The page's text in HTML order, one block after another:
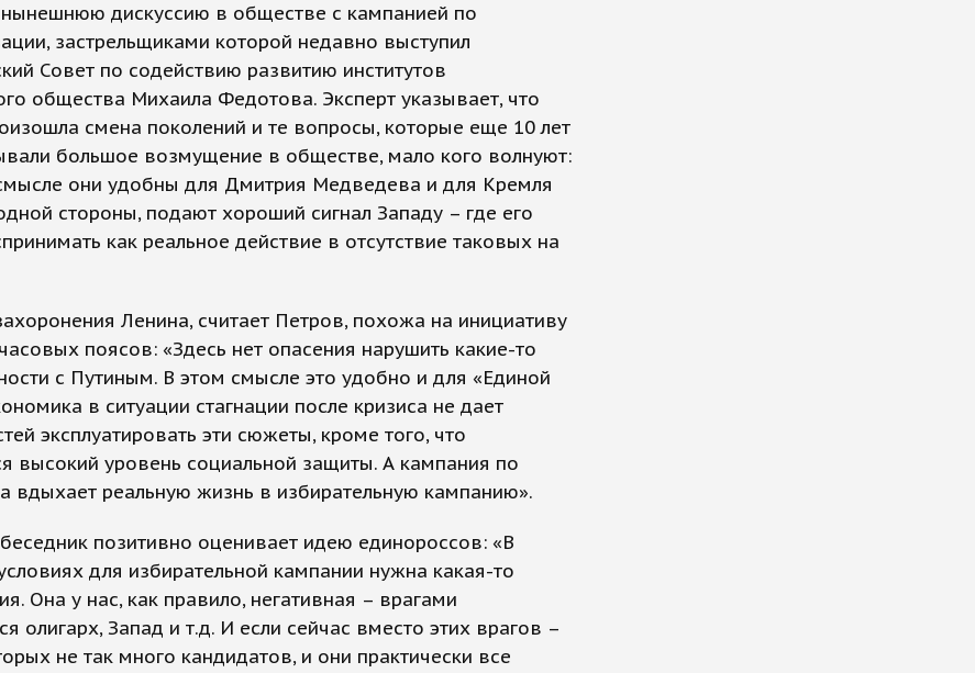
дискуссию в обществе с кампанией по
застрельщиками которой недавно выступил
Совет по содействию развитию институтов
общества Михаила Федотова. Эксперт указывает, что
смена поколений и те вопросы, которые еще 10 лет
большое возмущение в обществе, мало кого волнуют:
они удобны для Дмитрия Медведева и для Кремля
стороны, подают хороший сигнал Западу – где его
как реальное действие в отсутствие таковых на
Ленина, считает Петров, похожа на инициативу
поясов: «Здесь нет опасения нарушить какие-то
с Путиным. В этом смысле это удобно и для «Единой
в ситуации стагнации после кризиса не дает
эксплуатировать эти сюжеты, кроме того, что
высокий уровень социальной защиты. А кампания по
вдыхает реальную жизнь в избирательную кампанию».
позитивно оценивает идею единороссов: «В
для избирательной кампании нужна какая-то
Она у нас, как правило, негативная – врагами
олигарх, Запад и т.д. И если сейчас вместо этих врагов –
не так много кандидатов, и они практически все